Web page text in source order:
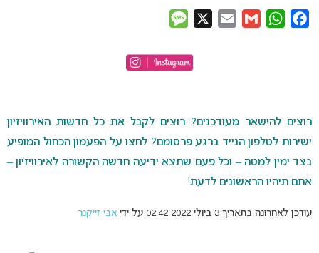
Facebook
WhatsApp
Gmail
Email
רוצים להישאר מעודכנים? רוצים לקבל את כל חדשות האירוויזיון
ישירות לטלפון הנייד ברגע פרסומם? לחצו על הפעמון הכחול המופיע
בצד ימין למטה – וכל פעם שתצא ידיעה חדשה הקשורה לאירוויזיון –
אתם תיהיו הראשונים לדעת!
עודכן לאחרונה בתאריך 3 ביולי 2022 02:42 על ידי אבי זייקנר